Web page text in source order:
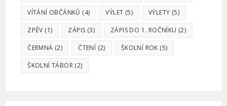
VÍTÁNÍ OBČÁNKŮ (4) VÝLET (5) VÝLETY (5)
ZPĚV (1) ZÁPIS (3) ZÁPIS DO 1. ROČNÍKU (2)
ČERMNÁ (2) ČTENÍ (2) ŠKOLNÍ ROK (5)
ŠKOLNÍ TÁBOR (2)